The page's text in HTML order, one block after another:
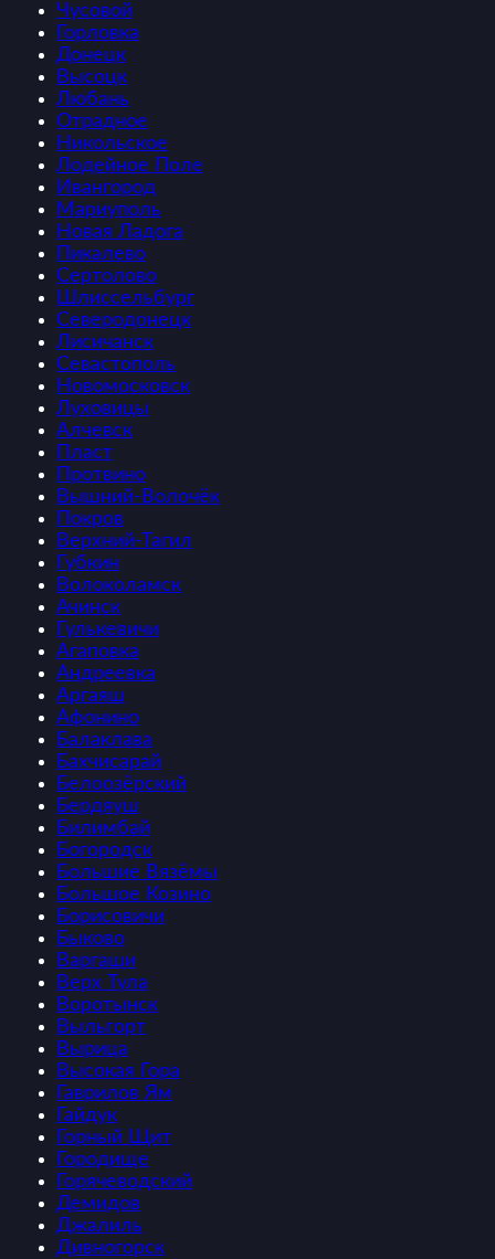
Чусовой
Горловка
Донецк
Высоцк
Любань
Отрадное
Никольское
Лодейное Поле
Ивангород
Мариуполь
Новая Ладога
Пикалево
Сертолово
Шлиссельбург
Северодонецк
Лисичанск
Севастополь
Новомосковск
Луховицы
Алчевск
Пласт
Протвино
Вышний-Волочёк
Покров
Верхний-Тагил
Губкин
Волоколамск
Ачинск
Гулькевичи
Агаповка
Андреевка
Аргаяш
Афонино
Балаклава
Бахчисарай
Белоозёрский
Бердяуш
Билимбай
Богородск
Большие Вязёмы
Большое Козино
Борисовичи
Быково
Варгаши
Верх Тула
Воротынск
Выльгорт
Вырица
Высокая Гора
Гаврилов Ям
Гайдук
Горный Щит
Городище
Горячеводский
Демидов
Джалиль
Дивногорск